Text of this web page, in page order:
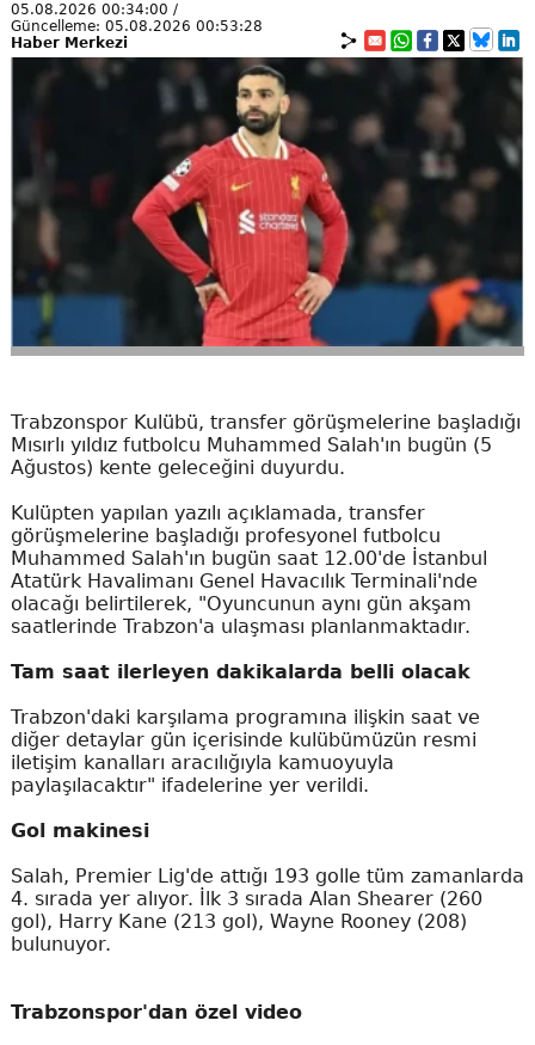
05.08.2026 00:34:00 /
Güncelleme: 05.08.2026 00:53:28
Haber Merkezi
Trabzonspor Kulübü, transfer görüşmelerine başladığı
Mısırlı yıldız futbolcu Muhammed Salah'ın bugün (5
Ağustos) kente geleceğini duyurdu.
Kulüpten yapılan yazılı açıklamada, transfer
görüşmelerine başladığı profesyonel futbolcu
Muhammed Salah'ın bugün saat 12.00'de İstanbul
Atatürk Havalimanı Genel Havacılık Terminali'nde
olacağı belirtilerek, "Oyuncunun aynı gün akşam
saatlerinde Trabzon'a ulaşması planlanmaktadır.
Tam saat ilerleyen dakikalarda belli olacak
Trabzon'daki karşılama programına ilişkin saat ve
diğer detaylar gün içerisinde kulübümüzün resmi
iletişim kanalları aracılığıyla kamuoyuyla
paylaşılacaktır" ifadelerine yer verildi.
Gol makinesi
Salah, Premier Lig'de attığı 193 golle tüm zamanlarda
4. sırada yer alıyor. İlk 3 sırada Alan Shearer (260
gol), Harry Kane (213 gol), Wayne Rooney (208)
bulunuyor.
Trabzonspor'dan özel video